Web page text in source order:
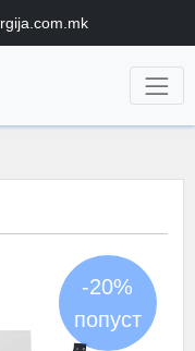
-20%
попуст
-20%